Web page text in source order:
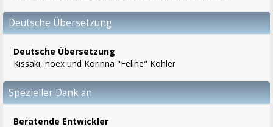
Deutsche Übersetzung
Deutsche Übersetzung
Kissaki, noex und Korinna "Feline" Kohler
Spezieller Dank an
Beratende Entwickler